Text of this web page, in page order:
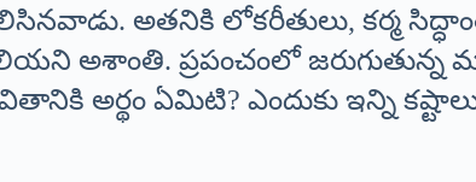
అతనికి లోకరీతులు, కర్మ
అశాంతి. ప్రపంచంలో జరుగుతున్న
అర్థం ఏమిటి? ఎందుకు ఇన్ని కష్టాలు?